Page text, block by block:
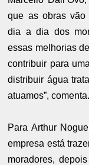
que as obras vão
dia a dia dos
essas melhorias
contribuir para
distribuir água
atuamos”, comenta.
Para Arthur
empresa está
moradores,